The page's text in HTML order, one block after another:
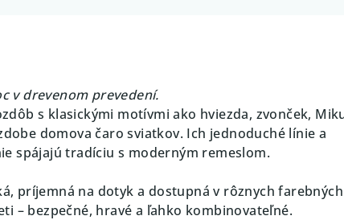
v drevenom prevedení.
s klasickými motívmi ako hviezda, zvonček,
domova čaro sviatkov. Ich jednoduché línie a
spájajú tradíciu s moderným remeslom.
príjemná na dotyk a dostupná v rôznych farebných
– bezpečné, hravé a ľahko kombinovateľné.